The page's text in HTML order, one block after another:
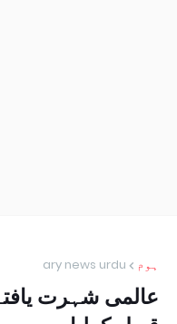
ہوم ary news urdu
عالمی شہرت